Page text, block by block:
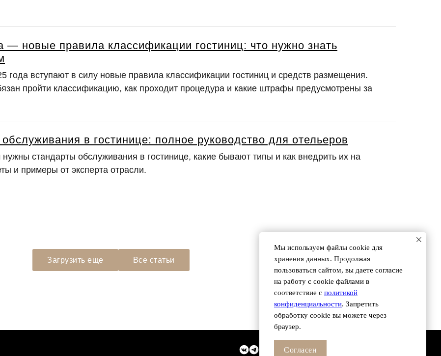
— новые правила классификации гостиниц: что нужно знать
года вступают в силу новые правила классификации гостиниц и средств размещения.
пройти классификацию, как проходит процедура и какие штрафы предусмотрены за
в гостинице: полное руководство для отельеров
нужны стандарты обслуживания в гостинице, какие бывают типы и как внедрить их на
и примеры от эксперта отрасли.
Загрузить еще Все статьи
Мы используем файлы сookie для
хранения данных. Продолжая
пользоваться сайтом, вы даете согласие
на работу с cookie файлами в
соответствие с политикой
конфиденциальности. Запретить
обработку cookie вы можете через
браузер.
Согласен